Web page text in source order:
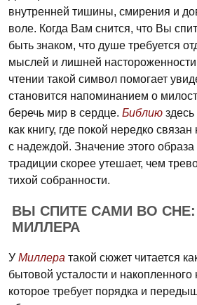
внутренней тишины, смирения и
воле. Когда Вам снится, что Вы
быть знаком, что душе требуется
мыслей и лишней
чтении такой символ помогает
становится напоминанием о
беречь мир в сердце. Библию
как книгу, где покой нередко
с надеждой. Значение этого образа
традиции скорее утешает, чем
тихой собранности.
ВЫ СПИТЕ САМИ ВО
МИЛЛЕРА
У Миллера такой сюжет читается
бытовой усталости и
которое требует порядка и